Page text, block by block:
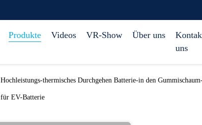
Produkte Videos VR-Show Über uns
uns
Hochleistungs-thermisches Durchgehen Batterie-in den
für EV-Batterie